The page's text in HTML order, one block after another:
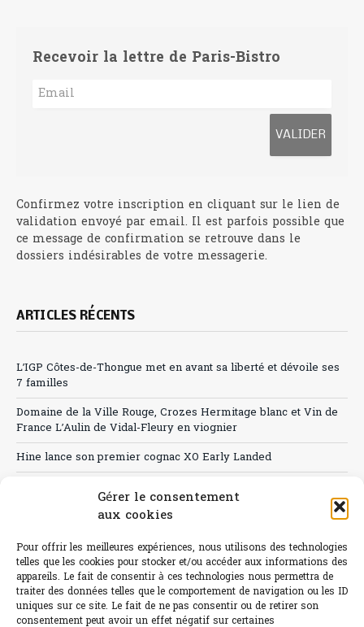
Gérer le consentement
aux cookies
Pour offrir les meilleures expériences, nous utilisons des technologies
telles que les cookies pour stocker et/ou accéder aux informations des
appareils. Le fait de consentir à ces technologies nous permettra de
traiter des données telles que le comportement de navigation ou les ID
uniques sur ce site. Le fait de ne pas consentir ou de retirer son
consentement peut avoir un effet négatif sur certaines
Recevoir la lettre de Paris-Bistro
Confirmez votre inscription en cliquant sur le lien de
validation envoyé par email. Il est parfois possible que
ce message de confirmation se retrouve dans le
dossiers indésirables de votre messagerie.
ARTICLES RÉCENTS
L’IGP Côtes-de-Thongue met en avant sa liberté et dévoile ses
7 familles
Domaine de la Ville Rouge, Crozes Hermitage blanc et Vin de
France L’Aulin de Vidal-Fleury en viognier
Hine lance son premier cognac XO Early Landed
Sélection de rosés 2026